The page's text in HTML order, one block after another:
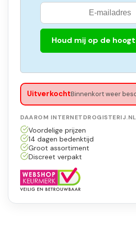
Houd mij op de
UitverkochtBinnenkort weer
DAAROM INTERNETDROGISTERIJ.NL
Voordelige prijzen
14 dagen bedenktijd
Groot assortiment
Discreet verpakt